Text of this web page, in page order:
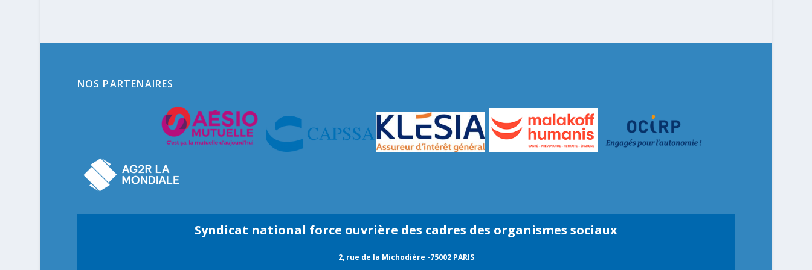
NOS PARTENAIRES
Syndicat national force ouvrière des cadres des organismes sociaux
2, rue de la Michodière -75002 PARIS